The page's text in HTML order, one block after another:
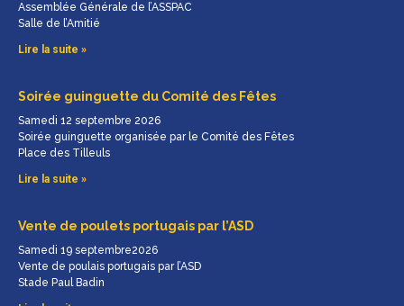
Assemblée Générale de l’ASSPAC
Salle de l’Amitié
Lire la suite »
Soirée guinguette du Comité des Fêtes
Samedi 12 septembre 2026
Soirée guinguette organisée par le Comité des Fêtes
Place des Tilleuls
Lire la suite »
Vente de poulets portugais par l’ASD
Samedi 19 septembre2026
Vente de poulais portugais par l’ASD
Stade Paul Badin